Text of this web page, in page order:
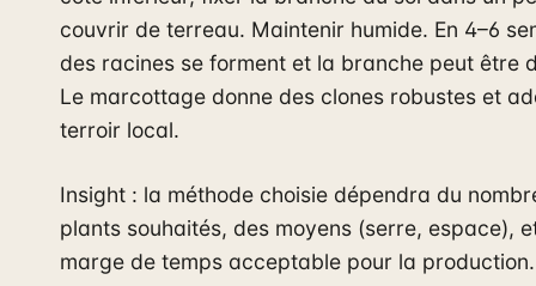
couvrir de terreau. Maintenir humide. En 4–6
des racines se forment et la branche peut être
Le marcottage donne des clones robustes et
terroir local.
Insight : la méthode choisie dépendra du
plants souhaités, des moyens (serre, espace),
marge de temps acceptable pour la production.